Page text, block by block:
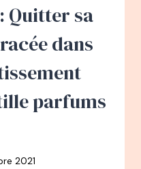
Quitter sa
dans
parfums
2021